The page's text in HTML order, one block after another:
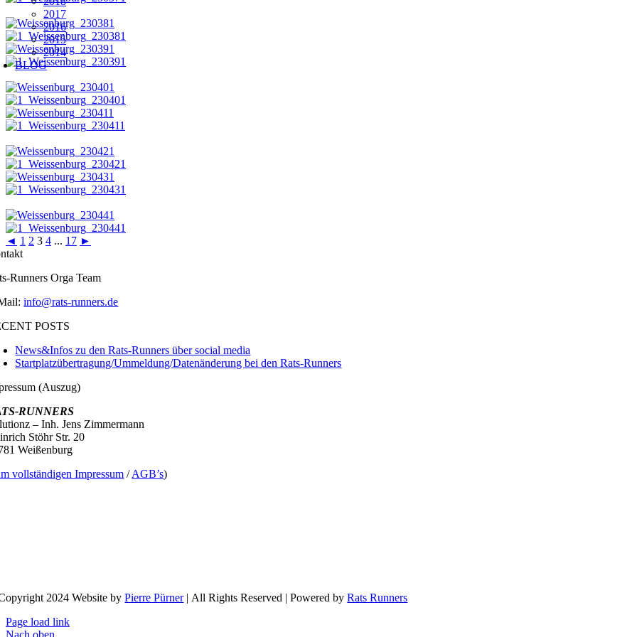
2017
2016
2015
2014
BLOG
◄ 1 2 3 4 ... 17 ►
Runners Orga Team
info@rats-runners.de
POSTS
News&Infos zu den Rats-Runners über social media
Startplatzübertragung/Ummeldung/Datenänderung bei den Rats-Runners
(Auszug)
RUNNERS
– Inh. Jens Zimmermann
Stöhr Str. 20
Weißenburg
vollständigen Impressum /AGB’s)
2024 Website byPierre Pürner| All Rights Reserved | Powered byRats Runners
Page load link
Nach oben